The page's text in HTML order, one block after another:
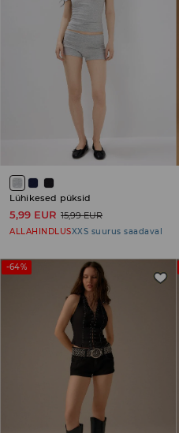
Lühikesed püksid
5,99 EUR 15,99 EUR
ALLAHINDLUSXXS suurus saadaval
-64%